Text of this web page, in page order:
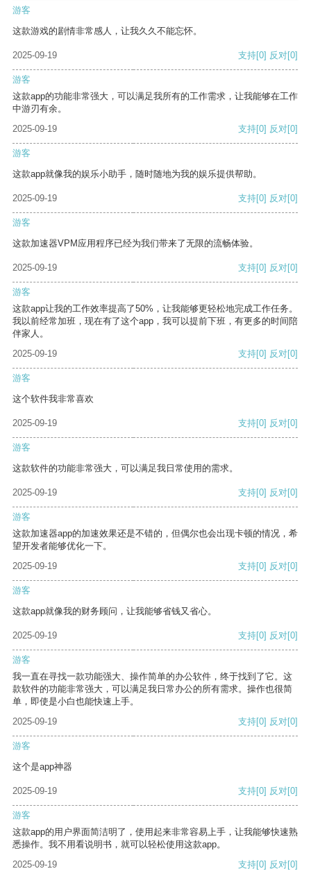
游客
这款游戏的剧情非常感人，让我久久不能忘怀。
2025-09-19 支持[0] 反对[0]
游客
这款app的功能非常强大，可以满足我所有的工作需求，让我能够在工作
中游刃有余。
2025-09-19
支持[0] 反对[0]
游客
这款app就像我的娱乐小助手，随时随地为我的娱乐提供帮助。
2025-09-19 支持[0] 反对[0]
游客
这款加速器VPM应用程序已经为我们带来了无限的流畅体验。
2025-09-19 支持[0] 反对[0]
游客
这款app让我的工作效率提高了50%，让我能够更轻松地完成工作任务。
我以前经常加班，现在有了这个app，我可以提前下班，有更多的时间陪
伴家人。
2025-09-19
支持[0] 反对[0]
游客
这个软件我非常喜欢
2025-09-19 支持[0] 反对[0]
游客
这款软件的功能非常强大，可以满足我日常使用的需求。
2025-09-19 支持[0] 反对[0]
游客
这款加速器app的加速效果还是不错的，但偶尔也会出现卡顿的情况，希
望开发者能够优化一下。
2025-09-19
支持[0] 反对[0]
游客
这款app就像我的财务顾问，让我能够省钱又省心。
2025-09-19 支持[0] 反对[0]
游客
我一直在寻找一款功能强大、操作简单的办公软件，终于找到了它。这
款软件的功能非常强大，可以满足我日常办公的所有需求。操作也很简
单，即使是小白也能快速上手。
2025-09-19
支持[0] 反对[0]
游客
这个是app神器
2025-09-19 支持[0] 反对[0]
游客
这款app的用户界面简洁明了，使用起来非常容易上手，让我能够快速熟
悉操作。我不用看说明书，就可以轻松使用这款app。
2025-09-19
支持[0] 反对[0]